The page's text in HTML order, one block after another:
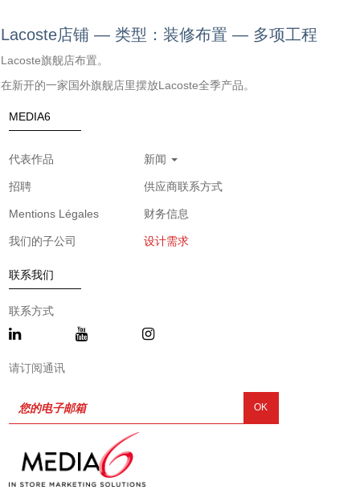
Lacoste店铺 — 类型：装修布置 — 多项工程
Lacoste旗舰店布置。
在新开的一家国外旗舰店里摆放Lacoste全季产品。
MEDIA6
代表作品 新闻
招聘 供应商联系方式
Mentions Légales 财务信息
我们的子公司 设计需求
联系我们
联系方式
请订阅通讯
OK